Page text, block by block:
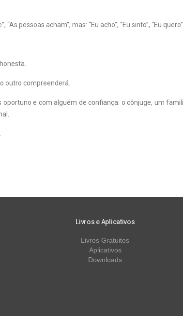
“As pessoas acham”, mas: “Eu acho”, “Eu sinto”, “Eu quero”.
outro compreenderá.
e com alguém de confiança: o cônjuge, um
Livros e Aplicativos
Livros Gratuitos
Aplicativos
Downloads